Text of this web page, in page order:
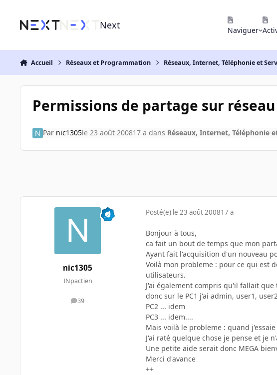
Next Naviguer
Accueil Réseaux et Programmation Réseaux, Internet, Téléphonie et
Permissions de partage sur
Par nic1305le 23 août 200817 a dans Réseaux, Internet, Téléphonie
nic1305
INpactien
39
messages
Posté(e) le 23 août 200817 a
Bonjour à tous,
ca fait un bout de temps que mon
Ayant fait l'acquisition d'un nouveau
Voilà mon probleme : pour ce qui est
utilisateurs.
J'ai également compris qu'il fallait
donc sur le PC1 j'ai admin, user1,
PC2 ... idem
PC3 ... idem....
Mais voilà le probleme : quand
J'ai raté quelque chose je pense et je
Une petite aide serait donc MEGA
Merci d'avance
++